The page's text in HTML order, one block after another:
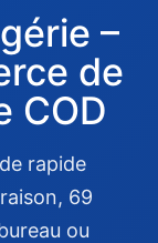
–
de
COD
rapide
69
ou